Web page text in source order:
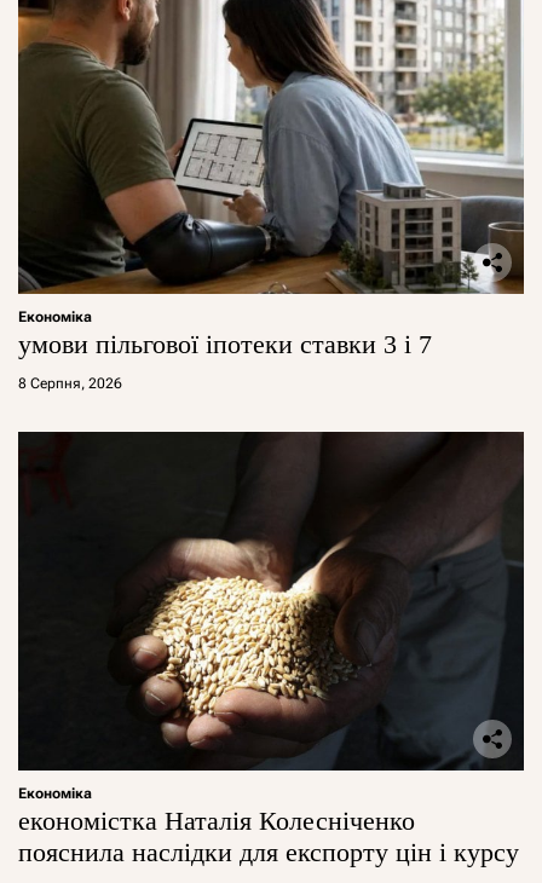
Економіка
умови пільгової іпотеки ставки 3 і 7
8 Серпня, 2026
Економіка
економістка Наталія Колесніченко
пояснила наслідки для експорту цін і курсу